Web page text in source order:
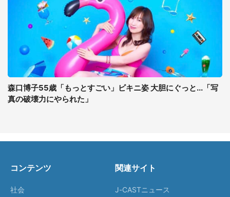
森口博子55歳「もっとすごい」ビキニ姿 大胆にぐっと...「写
真の破壊力にやられた」
コンテンツ
社会
関連サイト
J-CASTニュース